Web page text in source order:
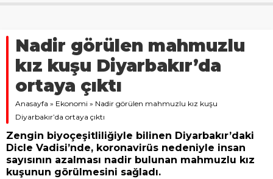
Nadir görülen mahmuzlu
kız kuşu Diyarbakır’da
ortaya çıktı
Anasayfa » Ekonomi » Nadir görülen mahmuzlu kız kuşu
Diyarbakır’da ortaya çıktı
Zengin biyoçeşitliliğiyle bilinen Diyarbakır’daki
Dicle Vadisi’nde, koronavirüs nedeniyle insan
sayısının azalması nadir bulunan mahmuzlu kız
kuşunun görülmesini sağladı.